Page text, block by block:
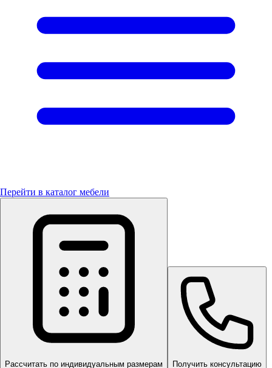
Перейти в каталог мебели
Рассчитать по индивидуальным размерам Получить консультацию